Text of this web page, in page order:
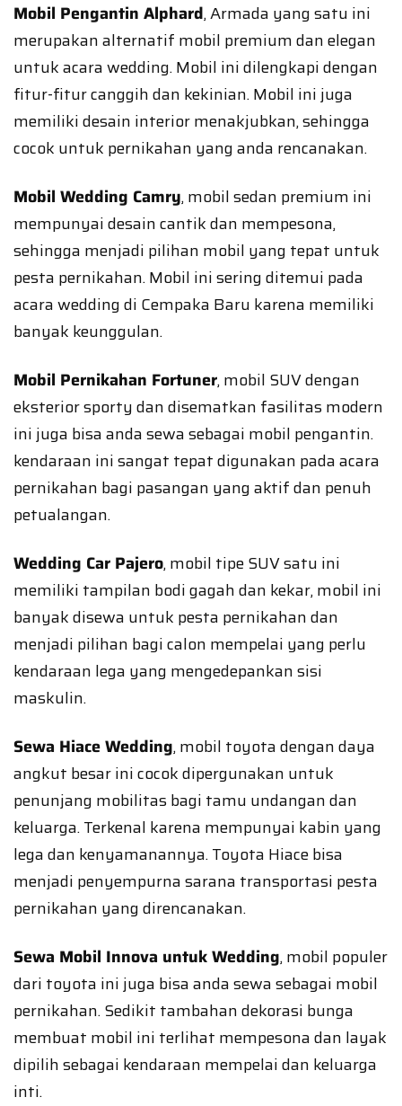
Mobil Pengantin Alphard, Armada yang satu ini
merupakan alternatif mobil premium dan elegan
untuk acara wedding. Mobil ini dilengkapi dengan
fitur-fitur canggih dan kekinian. Mobil ini juga
memiliki desain interior menakjubkan, sehingga
cocok untuk pernikahan yang anda rencanakan.
Mobil Wedding Camry, mobil sedan premium ini
mempunyai desain cantik dan mempesona,
sehingga menjadi pilihan mobil yang tepat untuk
pesta pernikahan. Mobil ini sering ditemui pada
acara wedding di Cempaka Baru karena memiliki
banyak keunggulan.
Mobil Pernikahan Fortuner, mobil SUV dengan
eksterior sporty dan disematkan fasilitas modern
ini juga bisa anda sewa sebagai mobil pengantin.
kendaraan ini sangat tepat digunakan pada acara
pernikahan bagi pasangan yang aktif dan penuh
petualangan.
Wedding Car Pajero, mobil tipe SUV satu ini
memiliki tampilan bodi gagah dan kekar, mobil ini
banyak disewa untuk pesta pernikahan dan
menjadi pilihan bagi calon mempelai yang perlu
kendaraan lega yang mengedepankan sisi
maskulin.
Sewa Hiace Wedding, mobil toyota dengan daya
angkut besar ini cocok dipergunakan untuk
penunjang mobilitas bagi tamu undangan dan
keluarga. Terkenal karena mempunyai kabin yang
lega dan kenyamanannya. Toyota Hiace bisa
menjadi penyempurna sarana transportasi pesta
pernikahan yang direncanakan.
Sewa Mobil Innova untuk Wedding, mobil populer
dari toyota ini juga bisa anda sewa sebagai mobil
pernikahan. Sedikit tambahan dekorasi bunga
membuat mobil ini terlihat mempesona dan layak
dipilih sebagai kendaraan mempelai dan keluarga
inti.